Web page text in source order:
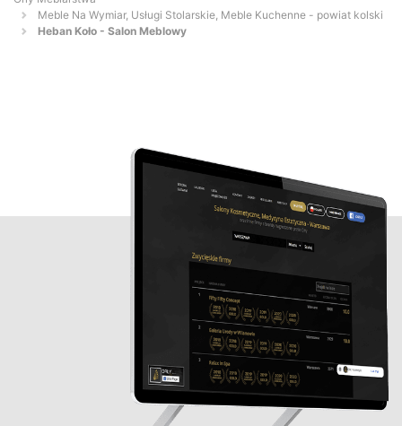
Meble Na Wymiar, Usługi Stolarskie, Meble Kuchenne - powiat kolski
Heban Koło - Salon Meblowy